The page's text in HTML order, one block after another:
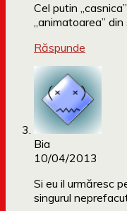
Cel putin
„animatoarea”
Răspunde
Bia
10/04/2013
Si eu il urmăresc
singurul